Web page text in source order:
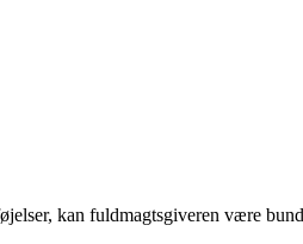
kan fuldmagtsgiveren være